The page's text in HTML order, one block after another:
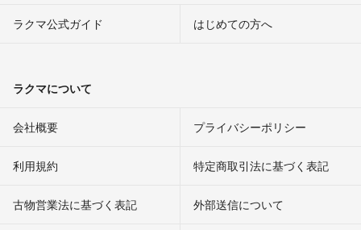
ラクマ公式ガイド はじめての方へ
ラクマについて
会社概要 プライバシーポリシー
利用規約 特定商取引法に基づく表記
古物営業法に基づく表記 外部送信について